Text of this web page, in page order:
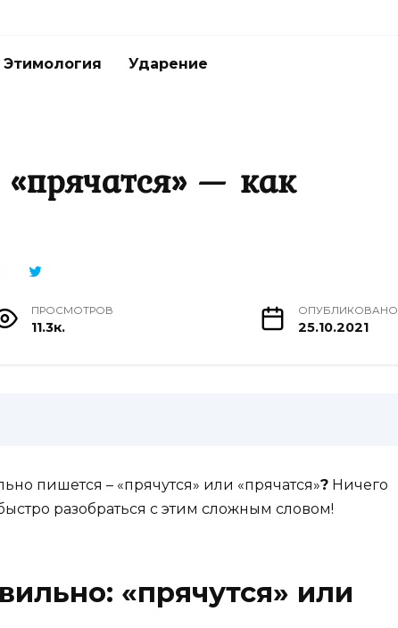
Этимология Ударение
— как
ПРОСМОТРОВ
11.3к.
ОПУБЛИКОВАНО
25.10.2021
пишется – «прячутся» или «прячатся»? Ничего
разобраться с этим сложным словом!
«прячутся» или